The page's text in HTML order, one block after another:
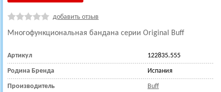
добавить отзыв
Многофункциональная бандана серии Original Buff
Артикул 122835.555
Родина Бренда Испания
Производитель Buff